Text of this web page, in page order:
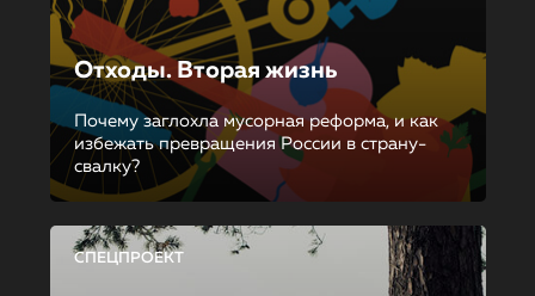
Отходы. Вторая жизнь
Почему заглохла мусорная реформа, и как
избежать превращения России в страну-
свалку?
СПЕЦПРОЕКТ